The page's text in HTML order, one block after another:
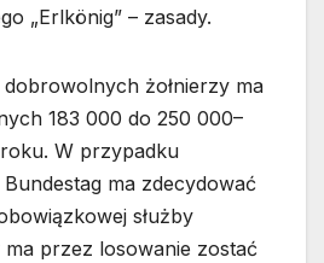
„Erlkönig” – zasady.
żołnierzy ma
183 000 do 250 000–
W przypadku
Bundestag ma zdecydować
służby
przez losowanie zostać